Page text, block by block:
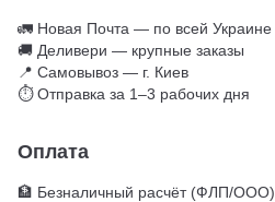
🚛 Новая Почта — по всей Украине
🚚 Деливери — крупные заказы
📍 Самовывоз — г. Киев
⏱ Отправка за 1–3 рабочих дня
Оплата
🏦 Безналичный расчёт (ФЛП/ООО)